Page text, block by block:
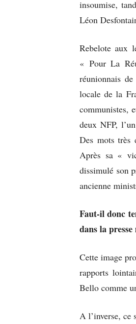
insoumise,
Léon
Rebelote aux
« Pour La
réunionnais
locale de la
communistes,
deux NFP,
Des mots très
Après sa «
dissimulé son
ancienne
Faut-il donc
dans la
Cette image
rapports
Bello comme
A l’inverse, ce